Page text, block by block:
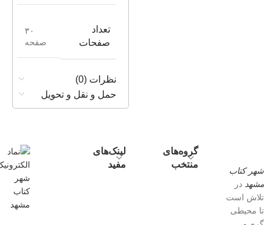
تعداد
صفحات
۳۰
صفحه
نظرات (0)
حمل و نقل و تحویل
شهر کتاب
مشهد در
تلاش است
تا محیطی
گروه‌های
منتخب
لینک‌های
مفید